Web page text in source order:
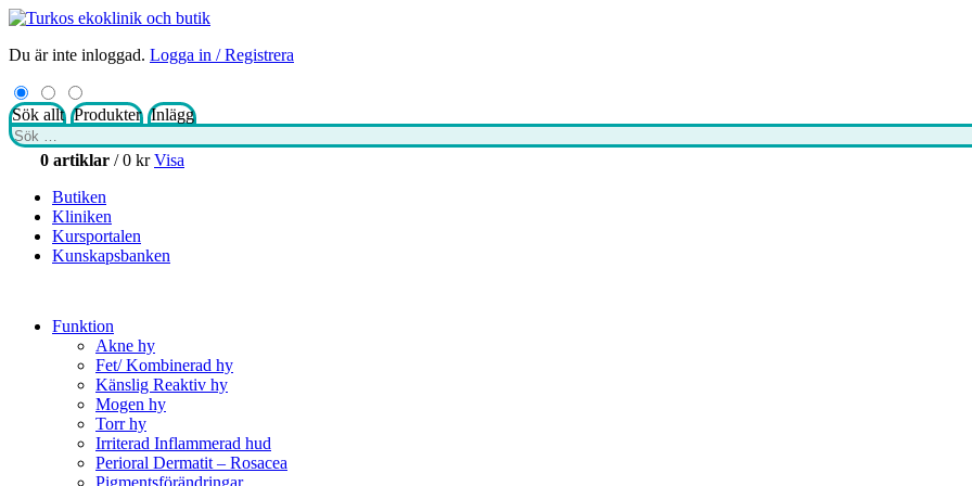
Du är inte inloggad. Logga in / Registrera
Sök allt Produkter Inlägg
Sök
efter:0 artiklar /0 kr Visa
Butiken
Kliniken
Kursportalen
Kunskapsbanken
Funktion
Akne hy
Fet/ Kombinerad hy
Känslig Reaktiv hy
Mogen hy
Torr hy
Irriterad Inflammerad hud
Perioral Dermatit – Rosacea
Pigmentsförändringar